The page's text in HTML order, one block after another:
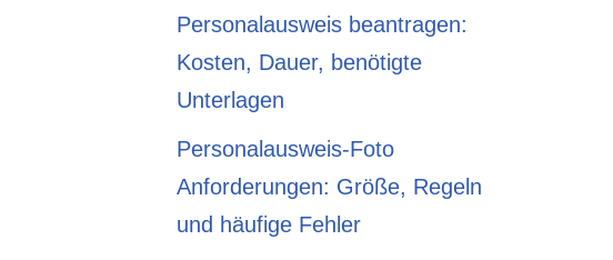
Personalausweis beantragen:
Kosten, Dauer, benötigte
Unterlagen
Personalausweis-Foto
Anforderungen: Größe, Regeln
und häufige Fehler